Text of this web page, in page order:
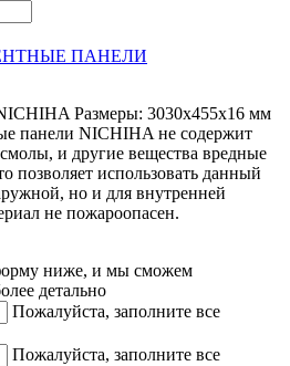
ПАНЕЛИ
Размеры: 3030х455х16 мм
панели NICHIHA не содержит
и другие вещества вредные
позволяет использовать данный
но и для внутренней
не пожароопасен.
ниже, и мы сможем
детально
Пожалуйста, заполните все
Пожалуйста, заполните все